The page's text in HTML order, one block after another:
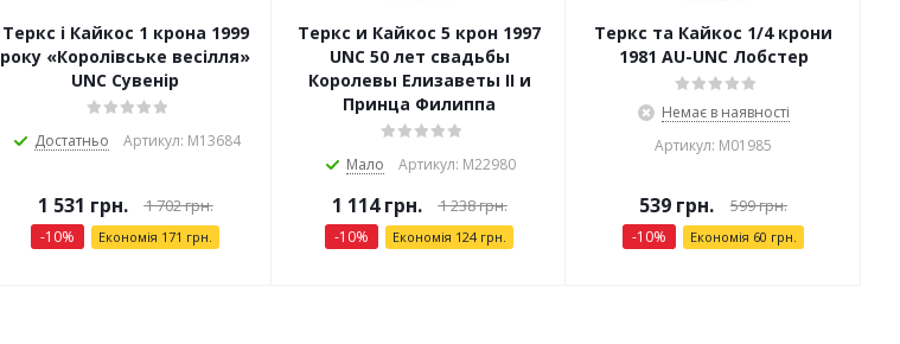
Теркс і Кайкос 1 крона 1999
року «Королівське весілля»
UNC Сувенір
Достатньо Артикул: М13684
1 531 грн. 1 702грн.
-10% Економія 171 грн.
Теркс и Кайкос 5 крон 1997
UNC 50 лет свадьбы
Королевы Елизаветы II и
Принца Филиппа
Мало Артикул: М22980
1 114грн. 1 238грн.
-10% Економія 124грн.
Теркс та Кайкос 1/4 крони
1981 AU-UNC Лобстер
Немає в наявності
Артикул: М01985
539 грн. 599грн.
-10% Економія 60 грн.